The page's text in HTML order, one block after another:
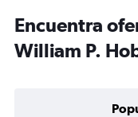
Encuentra
William P.